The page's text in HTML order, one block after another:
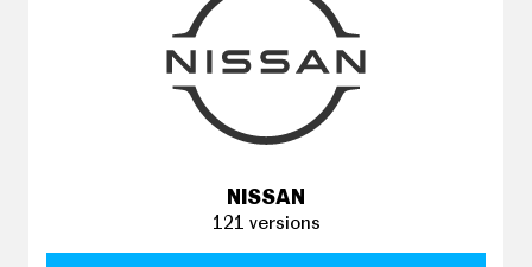
NISSAN
121 versions